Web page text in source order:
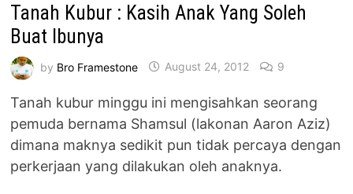
Tanah Kubur : Kasih Anak Yang Soleh
Buat Ibunya
by Bro Framestone August 24, 2012 9
Tanah kubur minggu ini mengisahkan seorang
pemuda bernama Shamsul (lakonan Aaron Aziz)
dimana maknya sedikit pun tidak percaya dengan
perkerjaan yang dilakukan oleh anaknya.